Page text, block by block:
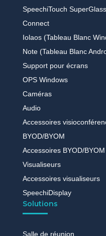
SpeechiTouch
Connect
Iolaos (Tableau Blanc
Note (Tableau Blanc
Support pour écrans
OPS Windows
Caméras
Audio
Accessoires
BYOD/BYOM
Accessoires BYOD/BYOM
Visualiseurs
Accessoires visualiseurs
SpeechiDisplay
Solutions
Salle de réunion